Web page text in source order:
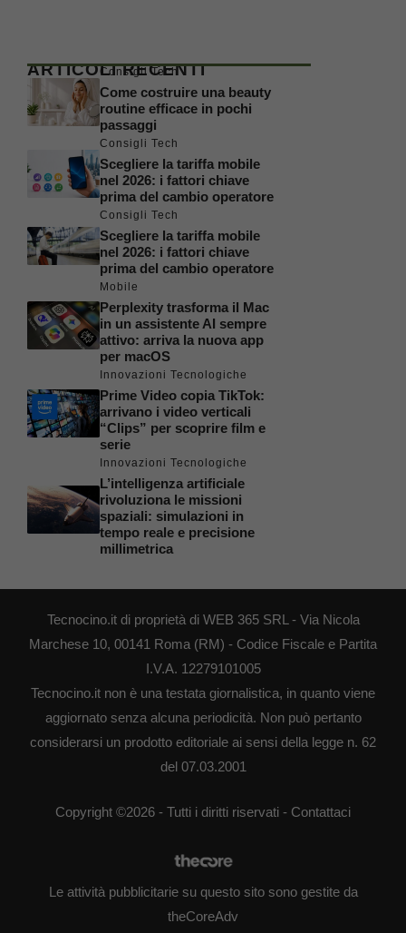
ARTICOLI RECENTI
Consigli Tech
Come costruire una beauty
routine efficace in pochi
passaggi
Consigli Tech
Scegliere la tariffa mobile
nel 2026: i fattori chiave
prima del cambio operatore
Consigli Tech
Scegliere la tariffa mobile
nel 2026: i fattori chiave
prima del cambio operatore
Mobile
Perplexity trasforma il Mac
in un assistente AI sempre
attivo: arriva la nuova app
per macOS
Innovazioni Tecnologiche
Prime Video copia TikTok:
arrivano i video verticali
“Clips” per scoprire film e
serie
Innovazioni Tecnologiche
L’intelligenza artificiale
rivoluziona le missioni
spaziali: simulazioni in
tempo reale e precisione
millimetrica
Tecnocino.it di proprietà di WEB 365 SRL - Via Nicola
Marchese 10, 00141 Roma (RM) - Codice Fiscale e Partita
I.V.A. 12279101005
Tecnocino.it non è una testata giornalistica, in quanto viene
aggiornato senza alcuna periodicità. Non può pertanto
considerarsi un prodotto editoriale ai sensi della legge n. 62
del 07.03.2001
Copyright ©2026 - Tutti i diritti riservati - Contattaci
Le attività pubblicitarie su questo sito sono gestite da
theCoreAdv